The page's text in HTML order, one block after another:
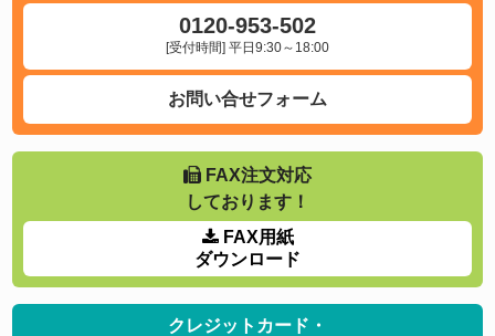
0120-953-502
[受付時間] 平日9:30～18:00
お問い合せフォーム
FAX注文対応
しております！
FAX用紙
ダウンロード
クレジットカード・